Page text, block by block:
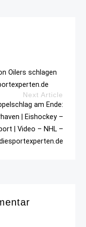
Oilers schlagen
Next Article
am Ende:
| Eishockey –
| Video – NHL –